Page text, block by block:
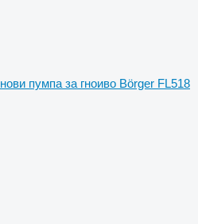
нови пумпа за гноиво Börger FL518